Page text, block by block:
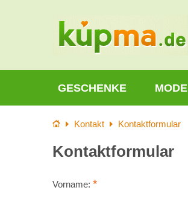
GESCHENKE MODE
StartseiteKontakt Kontaktformular
Kontaktformular
Vorname: *